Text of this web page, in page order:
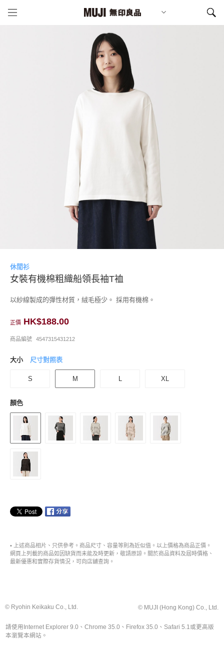
休閒衫
女裝有機棉粗織船領長袖T裇
以紗線製成的彈性材質，絨毛極少。 採用有機棉。
正價 HK$188.00
商品編號 4547315431212
大小 尺寸對照表
S M L XL
顏色
• 上述商品相片、只供參考。商品尺寸、容量等則為近似值。以上價格為商品正價。
網頁上列載的商品如因缺貨而未能及時更新，敬請原諒。關於商品資料及屆時價格、
最新優惠和實際存貨情況，可向店舖查詢。
© Ryohin Keikaku Co., Ltd. © MUJI (Hong Kong) Co., Ltd.
請使用Internet Explorer 9.0、Chrome 35.0、Firefox 35.0、Safari 5.1或更高版
本瀏覽本網站。